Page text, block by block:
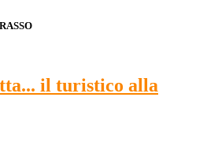
il turistico alla